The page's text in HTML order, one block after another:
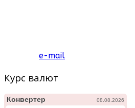
e-mail
Курс валют